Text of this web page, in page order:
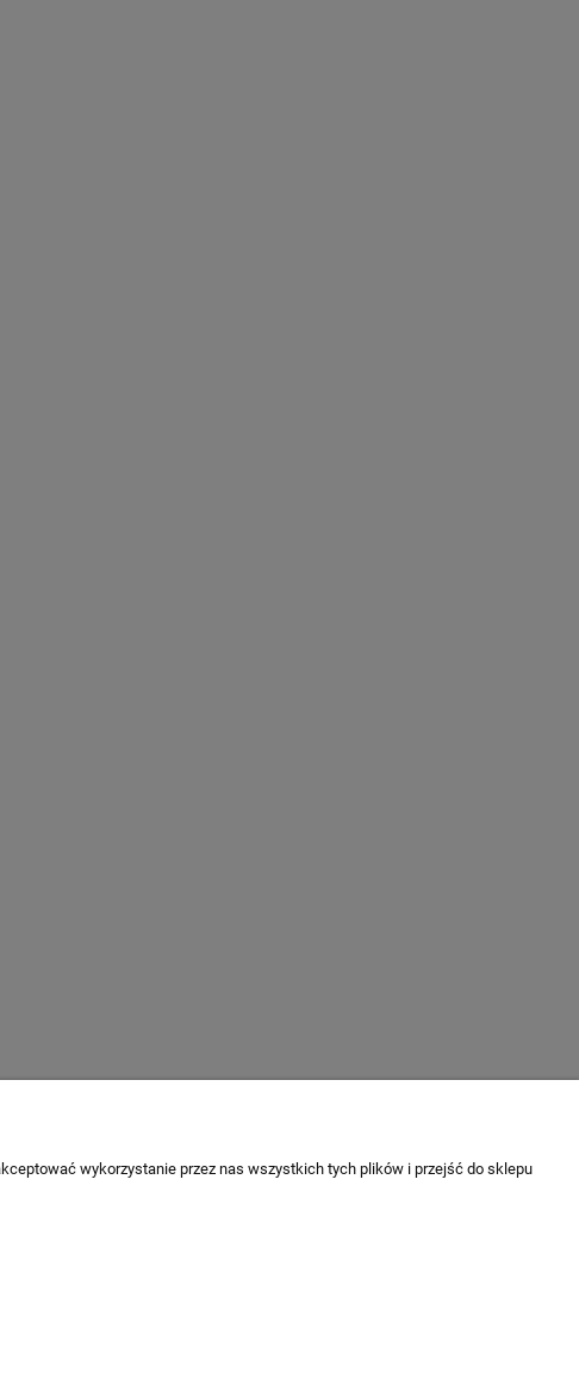
wykorzystanie przez nas wszystkich tych plików i przejść do sklepu